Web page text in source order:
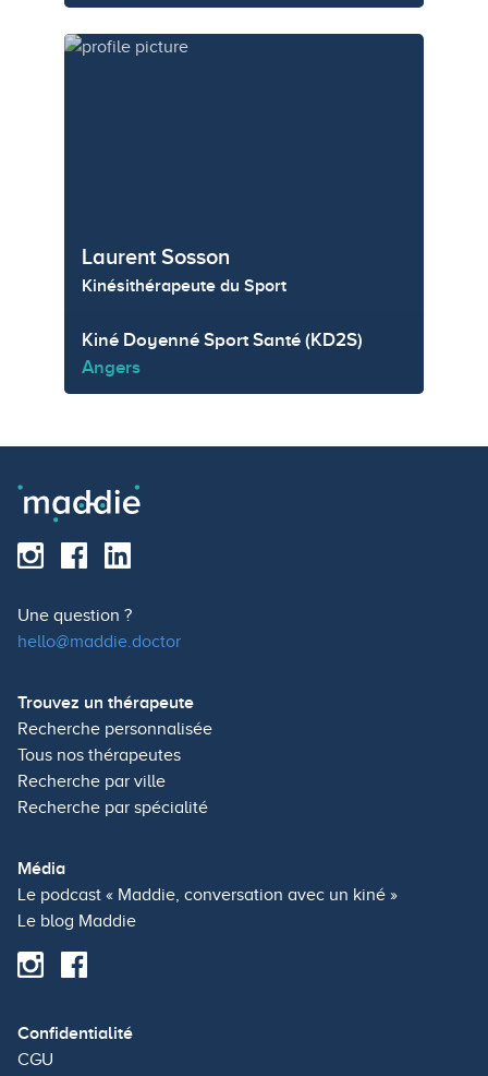
Laurent Sosson
Kinésithérapeute du Sport
Kiné Doyenné Sport Santé (KD2S)
Angers
Une question ?
hello@maddie.doctor
Trouvez un thérapeute
Recherche personnalisée
Tous nos thérapeutes
Recherche par ville
Recherche par spécialité
Média
Le podcast « Maddie, conversation avec un kiné »
Le blog Maddie
Confidentialité
CGU